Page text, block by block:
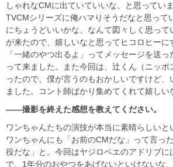
しゃれなCMに出ていていいな、と思ってい
TVCMシリーズに俺ハマりそうだなと思って
にちょうどいいかな、なんて図々しく思っ
が来たので、嬉しいなと思ってヒコロヒーに
「一緒のやつ出るよ」ってメッセージを送っ
って来ました。また今回は、辻くん（ニッ
ったので、僕が言うのもおかしいですけど
ました。コント師ばかり集めてくれて嬉しい
――撮影を終えた感想を教えてください。
ワンちゃんたちの演技が本当に素晴らしい
ワンちゃんにも「お前のCMだな」って言っ
役だな」と。今回はヤジロベエのアドリブに
で、1年分のおやつをあげないといけないな